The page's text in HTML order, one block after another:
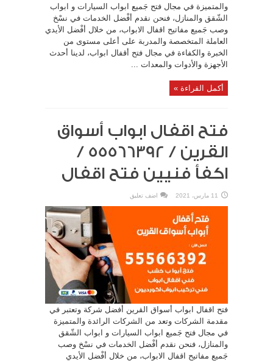
والمتميزة في مجال فتح جَميع ابواب السيارات و ابواب
الشّقق والمنازل، فنحن نقدم أفْضل الخدمات في نسْخ
وصب جَميع مفاتيح اقفال الابواب، من خلال أفْضل الأيدي
العاملة المتخصصة والمدربة على أعلى مستوى من
الخبرة والكفاءة في مجال فتح أقفال ابواب، لدينا أحدث
الأجهزة والأدوات والمعدات ...
أكمل القراءة »
فتح اقفال ابواب أسواق
القرين / 55566392 /
اكفأ فنيين فتح اقفال
11 مارس، 2021 اضف تعليق
فتح اقفال ابواب أسواق القرين أفضل شركة وتعتبر في
مقدمة الشركات وتعد من الشركات الرائدة والمتميزة
في مجال فتح جَميع ابواب السيارات و ابواب الشّقق
والمنازل، فنحن نقدم أفْضل الخدمات في نسْخ وصب
جَميع مفاتيح اقفال الابواب، من خلال أفْضل الأيدي